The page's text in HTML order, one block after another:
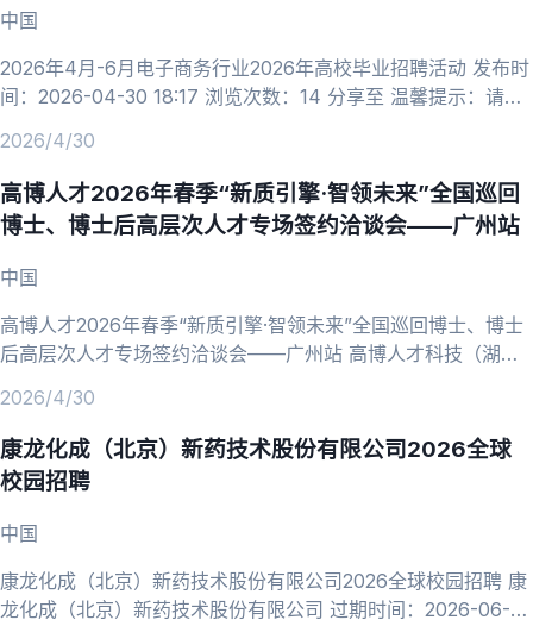
中国
2026年4月-6月电子商务行业2026年高校毕业招聘活动 发布时
间：2026-04-30 18:17 浏览次数：14 分享至 温馨提示：请仔
会；与会期间管好个人物品，谨防物品丢失。 招聘会类型：线
上招聘会 举办时间：2026-04-30 00:00 ~ 2026-06-30 23:59
举办地址：网络招聘会，在线投递简历 详情 2026年4月
2026/4/30
高博人才2026年春季“新质引擎·智领未来”全国巡回
博士、博士后高层次人才专场签约洽谈会——广州站
中国
高博人才2026年春季“新质引擎·智领未来”全国巡回博士、博士
后高层次人才专场签约洽谈会——广州站 高博人才科技（湖
04-30 10:48 浏览次数：24 分享至 温馨提示：抵制招聘诈
骗，加强自我保护，以任何理由索取财物，均涉嫌违法，请提高
警惕！ 招聘公告详情 高博人才2026年春季“新质引擎·智领未
来”全国巡回博士、博士后高
2026/4/30
康龙化成（北京）新药技术股份有限公司2026全球
校园招聘
中国
康龙化成（北京）新药技术股份有限公司2026全球校园招聘 康
龙化成（北京）新药技术股份有限公司 过期时间：2026-06-30